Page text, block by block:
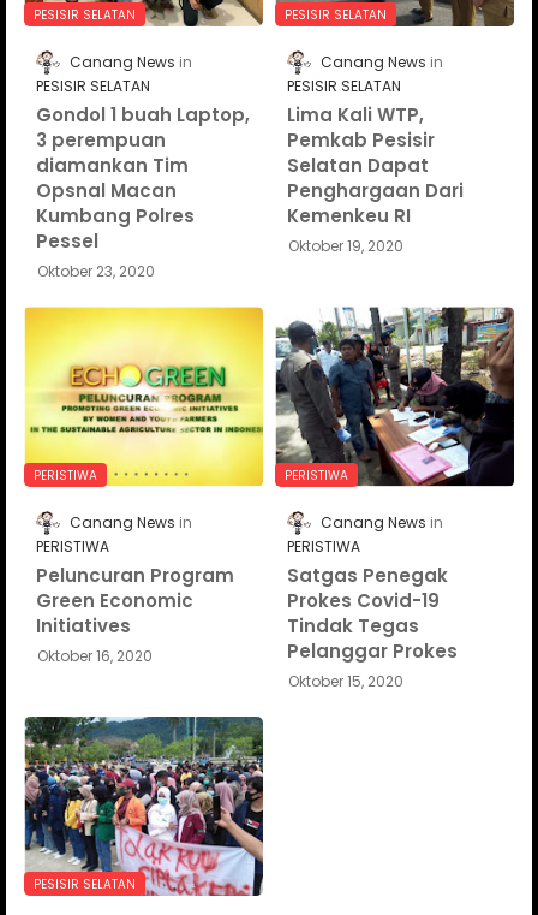
PESISIR SELATAN
Canang News
PESISIR SELATAN
Gondol 1 buah Laptop,
3 perempuan
diamankan Tim
Opsnal Macan
Kumbang Polres
Pessel
Oktober 23, 2020
PESISIR SELATAN
Canang News
PESISIR SELATAN
Lima Kali WTP,
Pemkab Pesisir
Selatan Dapat
Penghargaan Dari
Kemenkeu RI
Oktober 19, 2020
PERISTIWA
Canang News
PERISTIWA
Peluncuran Program
Green Economic
Initiatives
Oktober 16, 2020
PERISTIWA
Canang News
PERISTIWA
Satgas Penegak
Prokes Covid-19
Tindak Tegas
Pelanggar Prokes
Oktober 15, 2020
PESISIR SELATAN